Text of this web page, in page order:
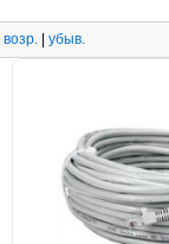
возр. | убыв.